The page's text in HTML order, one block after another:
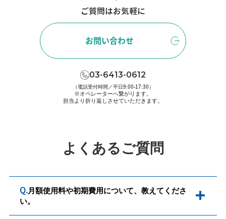
ご質問はお気軽に
お問い合わせ
03-6413-0612
（電話受付時間／平日9:00-17:30）
※オペレーターへ繋がります。
担当より折り返しさせていただきます。
よくあるご質問
Q.月額使用料や初期費用について、教えてくださ
い。